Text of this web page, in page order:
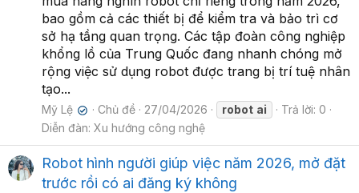
bao gồm cả các thiết bị để kiểm tra và bảo trì cơ
sở hạ tầng quan trọng. Các tập đoàn công nghiệp
khổng lồ của Trung Quốc đang nhanh chóng mở
rộng việc sử dụng robot được trang bị trí tuệ nhân
tạo...
Mỹ Lệ ✔ Chủ đề 27/04/2026 robot ai
Trả lời: 0
Diễn đàn: Xu hướng công nghệ
Robot hình người giúp việc năm 2026, mở đặt
trước rồi có ai đăng ký không